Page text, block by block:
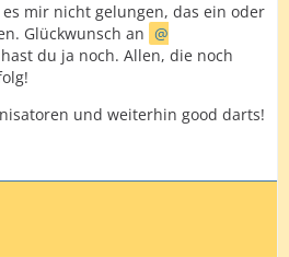
mir nicht gelungen, das ein oder
Glückwunsch an
du ja noch. Allen, die noch
und weiterhin good darts!